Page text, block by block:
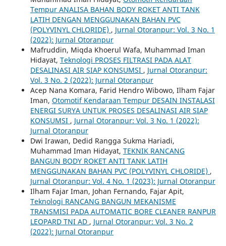
Tempur ANALISA BAHAN BODY ROKET ANTI TANK
LATIH DENGAN MENGGUNAKAN BAHAN PVC
(POLYVINYL CHLORIDE) , Jurnal Otoranpur: Vol. 3 No. 1
(2022): Jurnal Otoranpur
Mafruddin, Miqda Khoerul Wafa, Muhammad Iman
Hidayat, Teknologi PROSES FILTRASI PADA ALAT
DESALINASI AIR SIAP KONSUMSI , Jurnal Otoranpur:
Vol. 3 No. 2 (2022): Jurnal Otoranpur
Acep Nana Komara, Farid Hendro Wibowo, Ilham Fajar
Iman, Otomotif Kendaraan Tempur DESAIN INSTALASI
ENERGI SURYA UNTUK PROSES DESALINASI AIR SIAP
KONSUMSI , Jurnal Otoranpur: Vol. 3 No. 1 (2022):
Jurnal Otoranpur
Dwi Irawan, Dedid Rangga Sukma Hariadi,
Muhammad Iman Hidayat, TEKNIK RANCANG
BANGUN BODY ROKET ANTI TANK LATIH
MENGGUNAKAN BAHAN PVC (POLYVINYL CHLORIDE) ,
Jurnal Otoranpur: Vol. 4 No. 1 (2023): Jurnal Otoranpur
Ilham Fajar Iman, Johan Fernando, Fajar Apit,
Teknologi RANCANG BANGUN MEKANISME
TRANSMISI PADA AUTOMATIC BORE CLEANER RANPUR
LEOPARD TNI AD , Jurnal Otoranpur: Vol. 3 No. 2
(2022): Jurnal Otoranpur